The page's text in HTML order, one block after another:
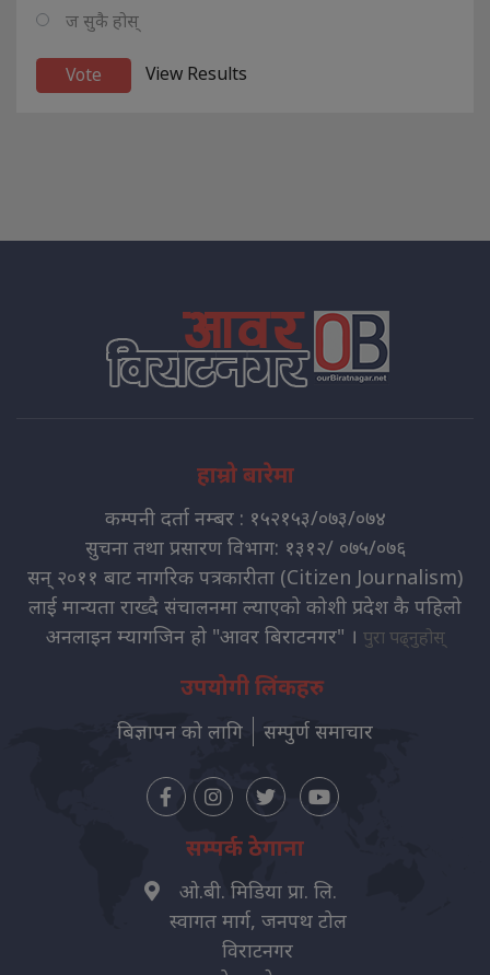
ज सुकै होस्
View Results
हाम्रो बारेमा
कम्पनी दर्ता नम्बर : १५२१५३/०७३/०७४
सुचना तथा प्रसारण विभाग: १३१२/ ०७५/०७६
सन् २०११ बाट नागरिक पत्रकारीता (Citizen Journalism)
लाई मान्यता राख्दै संचालनमा ल्याएको कोशी प्रदेश कै पहिलो
अनलाइन म्यागजिन हो "आवर बिराटनगर" । पुरा पढ्नुहोस्
उपयोगी लिंकहरु
बिज्ञापन को लागि सम्पुर्ण समाचार
सम्पर्क ठेगाना
ओ.बी. मिडिया प्रा. लि.
स्वागत मार्ग, जनपथ टोल
विराटनगर